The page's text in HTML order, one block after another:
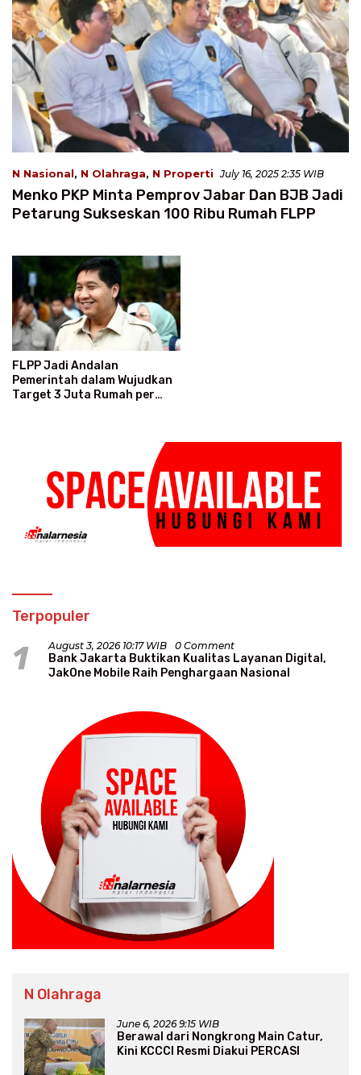
N Nasional, N Olahraga, N Properti July 16, 2025 2:35 WIB
Menko PKP Minta Pemprov Jabar Dan BJB Jadi
Petarung Sukseskan 100 Ribu Rumah FLPP
FLPP Jadi Andalan
Pemerintah dalam Wujudkan
Target 3 Juta Rumah per
Terpopuler
1 August 3, 2026 10:17 WIB 0 Comment
Bank Jakarta Buktikan Kualitas Layanan Digital,
JakOne Mobile Raih Penghargaan Nasional
N Olahraga
June 6, 2026 9:15 WIB
Berawal dari Nongkrong Main Catur,
Kini KCCCI Resmi Diakui PERCASI